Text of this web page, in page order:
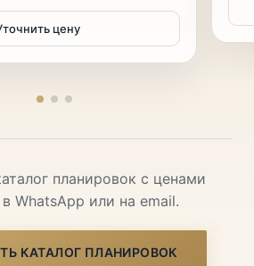
цену
планировок с ценами
WhatsApp или на email.
КАТАЛОГ ПЛАНИРОВОК